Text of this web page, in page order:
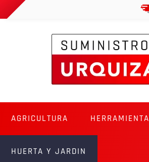
AGRICULTURA HERRAMIENTA
HUERTA Y JARDIN